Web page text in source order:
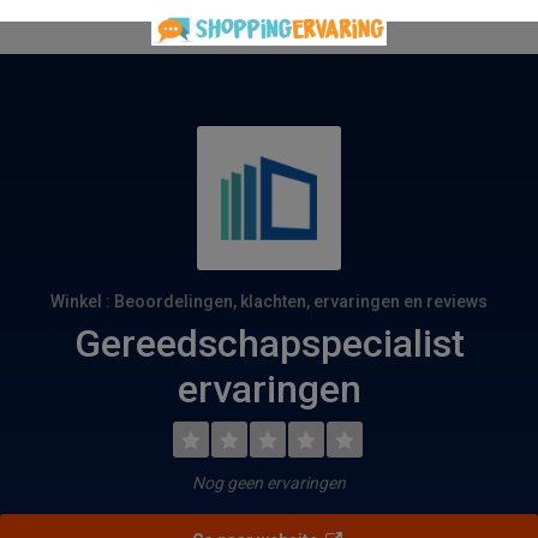
Winkel : Beoordelingen, klachten, ervaringen en reviews
Gereedschapspecialist
ervaringen
Nog geen ervaringen